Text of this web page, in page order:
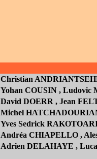
Christian
Yohan COUSIN , Ludovic
David DOERR , Jean
Michel
Yves Sedrick
Andréa CHIAPELLO ,
Adrien DELAHAYE ,